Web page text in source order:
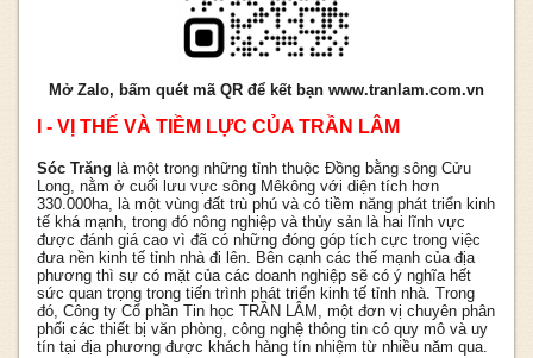
Mở Zalo, bấm quét mã QR để kết bạn www.tranlam.com.vn
I - VỊ THẾ VÀ TIỀM LỰC CỦA TRẦN LÂM
Sóc Trăng là một trong những tỉnh thuộc Đồng bằng sông Cửu
Long, nằm ở cuối lưu vực sông Mêkông với diện tích hơn
330.000ha, là một vùng đất trù phú và có tiềm năng phát triển kinh
tế khá mạnh, trong đó nông nghiệp và thủy sản là hai lĩnh vực
được đánh giá cao vì đã có những đóng góp tích cực trong việc
đưa nền kinh tế tỉnh nhà đi lên. Bên cạnh các thế mạnh của địa
phương thì sự có mặt của các doanh nghiệp sẽ có ý nghĩa hết
sức quan trọng trong tiến trình phát triển kinh tế tỉnh nhà. Trong
đó, Công ty Cổ phần Tin học TRẦN LÂM, một đơn vị chuyên phân
phối các thiết bị văn phòng, công nghệ thông tin có quy mô và uy
tín tại địa phương được khách hàng tín nhiệm từ nhiều năm qua.